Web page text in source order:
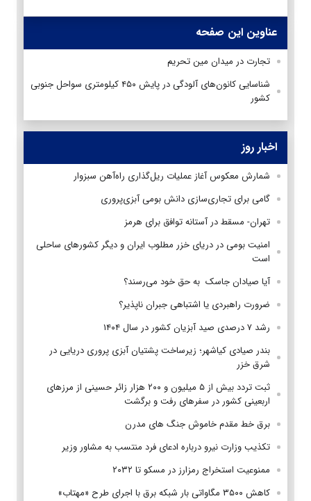
عناوین این صفحه
تجارت در میدان مین تحریم
شناسایی کانون‌های آلودگی در پایش ۴۵۰ کیلومتری سواحل جنوبی
کشور
اخبار روز
شمارش معکوس آغاز عملیات ریل‌گذاری راه‌آهن سبزوار
گامی برای تجاری‌سازی دانش بومی آبزی‌پروری
تهران- مسقط در آستانه توافق برای هرمز
امنیت بومی در دریای خزر مطلوب ایران و دیگر کشورهای ساحلی
است
آیا صیادان جاسک به حق خود می‌رسند؟
ضرورت راهبردی یا اشتباهی جبران ناپذیر؟
رشد ۷ درصدی صید آبزیان کشور در سال ۱۴۰۴
بندر صیادی کیاشهر؛ زیرساخت پشتیان آبزی پروری دریایی در
شرق خزر
ثبت تردد بیش از ۵ میلیون و ۲۰۰ هزار زائر حسینی از مرزهای
اربعینی کشور در سفرهای رفت و برگشت
برق خط مقدم خاموش جنگ های مدرن
تکذیب وزارت نیرو درباره ادعای فرد منتسب به مشاور وزیر
ممنوعیت استخراج رمزارز در مسکو تا ۲۰۳۲
کاهش ۳۵۰۰ مگاواتی بار شبکه برق با اجرای طرح «مهتاب»